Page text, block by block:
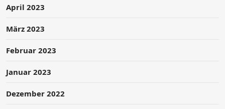
April 2023
März 2023
Februar 2023
Januar 2023
Dezember 2022